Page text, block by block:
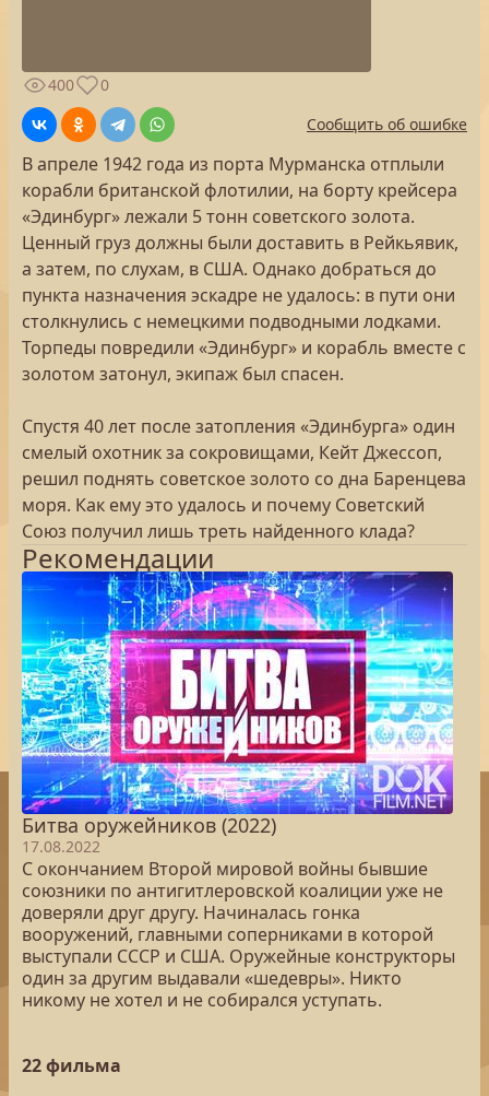
400
0
Сообщить об ошибке
В апреле 1942 года из порта Мурманска отплыли
корабли британской флотилии, на борту крейсера
«Эдинбург» лежали 5 тонн советского золота.
Ценный груз должны были доставить в Рейкьявик,
а затем, по слухам, в США. Однако добраться до
пункта назначения эскадре не удалось: в пути они
столкнулись с немецкими подводными лодками.
Торпеды повредили «Эдинбург» и корабль вместе с
золотом затонул, экипаж был спасен.
Спустя 40 лет после затопления «Эдинбурга» один
смелый охотник за сокровищами, Кейт Джессоп,
решил поднять советское золото со дна Баренцева
моря. Как ему это удалось и почему Советский
Союз получил лишь треть найденного клада?
Рекомендации
Битва оружейников (2022)
17.08.2022
С окончанием Второй мировой войны бывшие
союзники по антигитлеровской коалиции уже не
доверяли друг другу. Начиналась гонка
вооружений, главными соперниками в которой
выступали СССР и США. Оружейные конструкторы
один за другим выдавали «шедевры». Никто
никому не хотел и не собирался уступать.
22 фильма